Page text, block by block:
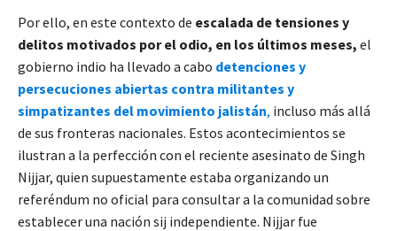
Por ello, en este contexto de escalada de tensiones y
delitos motivados por el odio, en los últimos meses, el
gobierno indio ha llevado a cabo detenciones y
persecuciones abiertas contra militantes y
simpatizantes del movimiento jalistán, incluso más allá
de sus fronteras nacionales. Estos acontecimientos se
ilustran a la perfección con el reciente asesinato de Singh
Nijjar, quien supuestamente estaba organizando un
referéndum no oficial para consultar a la comunidad sobre
establecer una nación sij independiente. Nijjar fue